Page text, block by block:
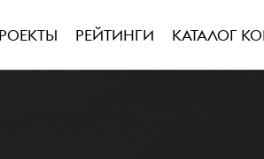
РЕЙТИНГИ КАТАЛОГ